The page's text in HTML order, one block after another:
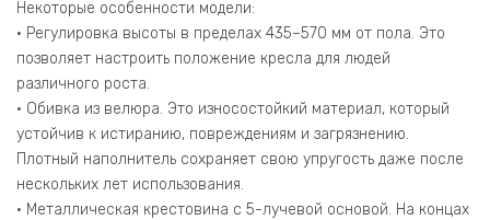
Некоторые особенности модели:
• Регулировка высоты в пределах 435–570 мм от пола. Это
позволяет настроить положение кресла для людей
различного роста.
• Обивка из велюра. Это износостойкий материал, который
устойчив к истиранию, повреждениям и загрязнению.
Плотный наполнитель сохраняет свою упругость даже после
нескольких лет использования.
• Металлическая крестовина с 5-лучевой основой. На концах